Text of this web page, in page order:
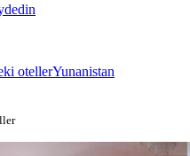
otellerYunanistan